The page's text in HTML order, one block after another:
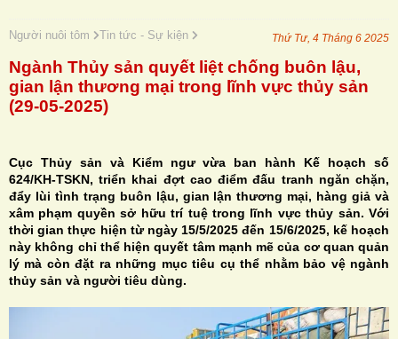
Người nuôi tôm Tin tức - Sự kiện Thứ Tư, 4 Tháng 6 2025
Ngành Thủy sản quyết liệt chống buôn lậu,
gian lận thương mại trong lĩnh vực thủy sản
(29-05-2025)
Cục Thủy sản và Kiểm ngư vừa ban hành Kế hoạch số
624/KH-TSKN, triển khai đợt cao điểm đấu tranh ngăn chặn,
đẩy lùi tình trạng buôn lậu, gian lận thương mại, hàng giả và
xâm phạm quyền sở hữu trí tuệ trong lĩnh vực thủy sản. Với
thời gian thực hiện từ ngày 15/5/2025 đến 15/6/2025, kế hoạch
này không chỉ thể hiện quyết tâm mạnh mẽ của cơ quan quản
lý mà còn đặt ra những mục tiêu cụ thể nhằm bảo vệ ngành
thủy sản và người tiêu dùng.